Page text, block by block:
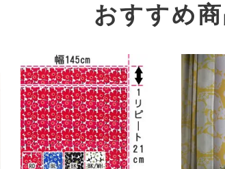
おすすめ